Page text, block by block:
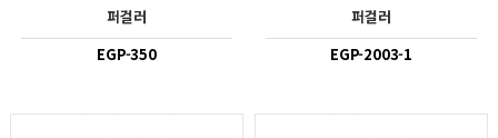
퍼걸러
EGP-350
퍼걸러
EGP-2003-1